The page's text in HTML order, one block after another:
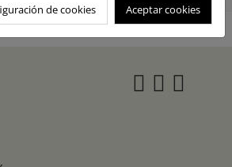
de cookies Aceptar cookies